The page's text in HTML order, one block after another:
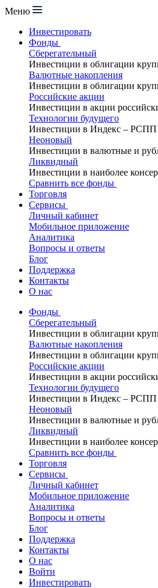
Меню
Инвестировать
Фонды
Сберегательный
Инвестиции в облигации
Валютные накопления
Инвестиции в облигации
Российские акции
Инвестиции в акции
Технологии будущего
Инвестиции в Индекс – РСПП
Неоновый
Инвестиции в валютные и
Ликвидный
Инвестиции в наиболее
Сравнить все фонды
Торговля
Сервисы
Личный кабинет
Мобильное приложение
Аналитика
Вопросы и ответы
Блог
Поддержка
Контакты
О нас
Фонды
Сберегательный
Инвестиции в облигации
Валютные накопления
Инвестиции в облигации
Российские акции
Инвестиции в акции
Технологии будущего
Инвестиции в Индекс – РСПП
Неоновый
Инвестиции в валютные и
Ликвидный
Инвестиции в наиболее
Сравнить все фонды
Торговля
Сервисы
Личный кабинет
Мобильное приложение
Аналитика
Вопросы и ответы
Блог
Поддержка
Контакты
О нас
Войти
Инвестировать